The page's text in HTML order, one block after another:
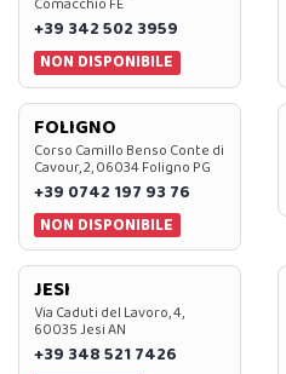
Comacchio FE
+39 342 502 3959
NON DISPONIBILE
FOLIGNO
Corso Camillo Benso Conte di
Cavour, 2, 06034 Foligno PG
+39 0742 197 93 76
NON DISPONIBILE
JESI
Via Caduti del Lavoro, 4,
60035 Jesi AN
+39 348 521 7426